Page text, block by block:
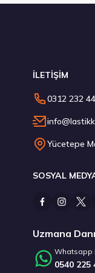
Pirelli 255/
Kumho 235/
İLETİŞİM
0312 232
Yücetepe
SOSYAL
Uzmana
Whatsapp
0540 225